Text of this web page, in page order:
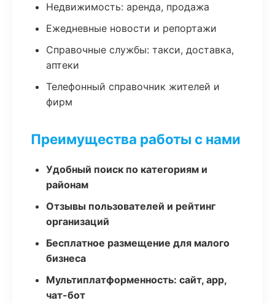
Недвижимость: аренда, продажа
Ежедневные новости и репортажи
Справочные службы: такси, доставка,
аптеки
Телефонный справочник жителей и
фирм
Преимущества работы с нами
Удобный поиск по категориям и
районам
Отзывы пользователей и рейтинг
организаций
Бесплатное размещение для малого
бизнеса
Мультиплатформенность: сайт, app,
чат-бот